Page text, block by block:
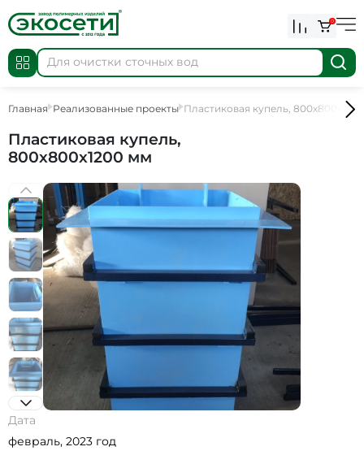
0
Главная Реализованные проекты Пластиковая купель,
Пластиковая купель,
800х800х1200 мм
Дата
февраль, 2023 год